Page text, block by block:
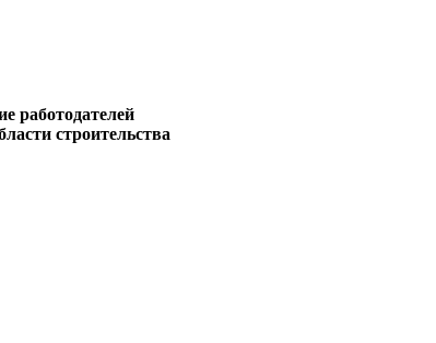
работодателей
строительства